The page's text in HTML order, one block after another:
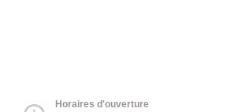
Horaires d'ouverture